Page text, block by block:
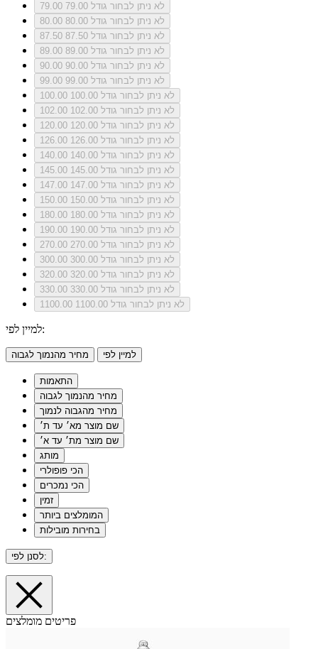
79.00
לא ניתן לבחור גודל 79.00
80.00
לא ניתן לבחור גודל 80.00
87.50
לא ניתן לבחור גודל 87.50
89.00
לא ניתן לבחור גודל 89.00
90.00
לא ניתן לבחור גודל 90.00
99.00
לא ניתן לבחור גודל 99.00
100.00
לא ניתן לבחור גודל 100.00
102.00
לא ניתן לבחור גודל 102.00
120.00
לא ניתן לבחור גודל 120.00
126.00
לא ניתן לבחור גודל 126.00
140.00
לא ניתן לבחור גודל 140.00
145.00
לא ניתן לבחור גודל 145.00
147.00
לא ניתן לבחור גודל 147.00
150.00
לא ניתן לבחור גודל 150.00
180.00
לא ניתן לבחור גודל 180.00
190.00
לא ניתן לבחור גודל 190.00
270.00
לא ניתן לבחור גודל 270.00
300.00
לא ניתן לבחור גודל 300.00
320.00
לא ניתן לבחור גודל 320.00
330.00
לא ניתן לבחור גודל 330.00
1100.00
לא ניתן לבחור גודל 1100.00
למיין לפי:
מחיר מהנמוך לגבוה למיין לפי
התאמות
מחיר מהנמוך לגבוה
מחיר מהגבוה לנמוך
שם מוצר מא׳ עד ת׳
שם מוצר מת׳ עד א׳
מותג
הכי פופולרי
הכי נמכרים
זמין
המומלצים ביותר
בחירות מובילות
לסנן לפי:
פריטים מומלצים